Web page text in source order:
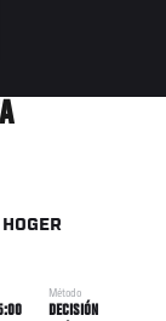
HOGER
Método
DECISIÓN